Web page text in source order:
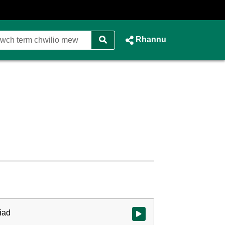
Rhannu
Gwylio'r fideo ar dechrau'r